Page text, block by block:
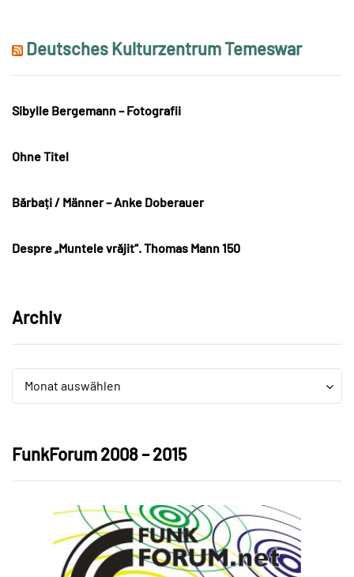
Deutsches Kulturzentrum Temeswar
Sibylle Bergemann – Fotografii
Ohne Titel
Bărbați / Männer – Anke Doberauer
Despre „Muntele vrăjit“. Thomas Mann 150
Archiv
Archiv
Monat auswählen
Archiv
FunkForum 2008 – 2015